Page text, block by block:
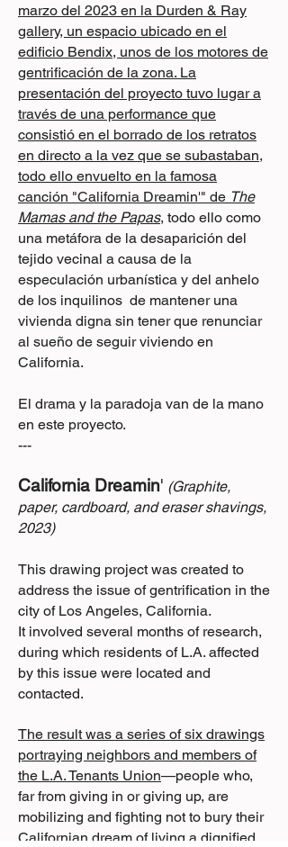
marzo del 2023 en la Durden & Ray
gallery, un espacio ubicado en el
edificio Bendix, unos de los motores de
gentrificación de la zona. La
presentación del proyecto tuvo lugar a
través de una performance que
consistió en el borrado de los retratos
en directo a la vez que se subastaban,
todo ello envuelto en la famosa
canción "California Dreamin'" de The
Mamas and the Papas, todo ello como
una metáfora de la desaparición del
tejido vecinal a causa de la
especulación urbanística y del anhelo
de los inquilinos de mantener una
vivienda digna sin tener que renunciar
al sueño de seguir viviendo en
California.
El drama y la paradoja van de la mano
en este proyecto.
---
California Dreamin' (Graphite,
paper, cardboard, and eraser shavings,
2023)
This drawing project was created to
address the issue of gentrification in the
city of Los Angeles, California.
It involved several months of research,
during which residents of L.A. affected
by this issue were located and
contacted.
The result was a series of six drawings
portraying neighbors and members of
the L.A. Tenants Union—people who,
far from giving in or giving up, are
mobilizing and fighting not to bury their
Californian dream of living a dignified